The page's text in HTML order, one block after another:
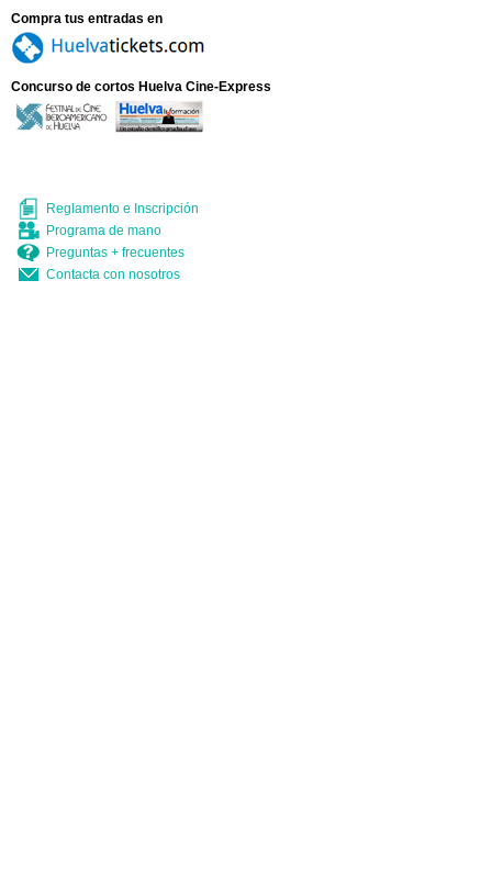
Teléfonos de interés
Homenajes
Carteles
Compra tus entradas en
Concurso de cortos Huelva Cine-Express
Reglamento e Inscripción
Programa de mano
Preguntas + frecuentes
Contacta con nosotros